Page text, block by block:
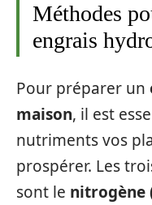
Méthodes
engrais
Pour préparer un
maison, il est
nutriments vos
prospérer. Les
sont le nitrogène